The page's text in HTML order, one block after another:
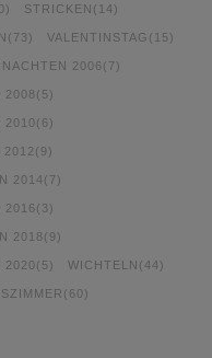
STRICKEN (14)
(73) VALENTINSTAG (15)
2006 (7)
2008(5)
2010(6)
2012 (9)
2014(7)
2016 (3)
2018(9)
2020(5) WICHTELN (44)
(60)